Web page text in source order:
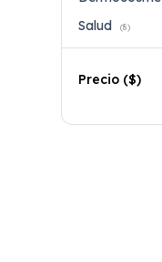
Salud (8)
Precio ($)